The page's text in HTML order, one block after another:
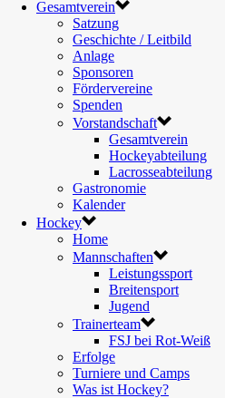
Gesamtverein
Satzung
Geschichte / Leitbild
Anlage
Sponsoren
Fördervereine
Spenden
Vorstandschaft
Gesamtverein
Hockeyabteilung
Lacrosseabteilung
Gastronomie
Kalender
Hockey
Home
Mannschaften
Leistungssport
Breitensport
Jugend
Trainerteam
FSJ bei Rot-Weiß
Erfolge
Turniere und Camps
Was ist Hockey?